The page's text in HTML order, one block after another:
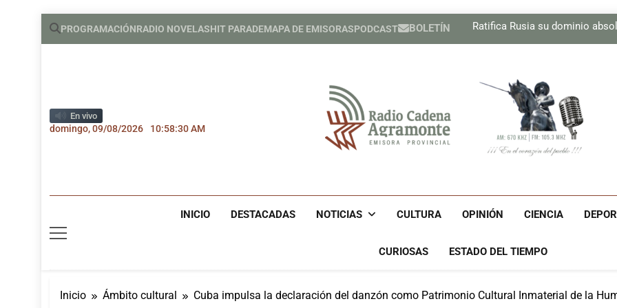
Saltar
PROGRAMACIÓNRADIO NOVELASHIT PARADEMAPA DE EMISORASPODCAST BOLETÍN
Ratifica Rusia su dominio
Regresa Carlos Acosta a un
Ratifica Rusia su dominio
Regresa Carlos Acosta a un
Recibe Díaz-Canel en el
En vivo
domingo, 09/08/2026 10:58:32 AM
Radio Cadena
INICIO DESTACADAS NOTICIAS CULTURA OPINIÓN CIENCIA
CURIOSAS ESTADO DEL TIEMPO
Inicio Ámbito cultural Cuba impulsa la declaración del danzón como Patrimonio Cultural Inmaterial de la